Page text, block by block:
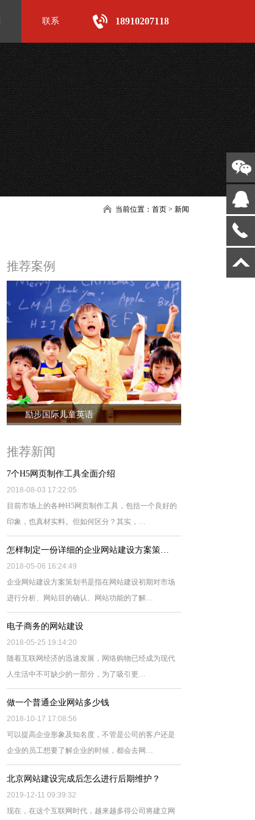
联系 18910207118
当前位置：首页 >新闻
推荐案例
励步国际儿童英语
推荐新闻
7个H5网页制作工具全面介绍
2018-08-03 17:22:05
目前市场上的各种H5网页制作工具，包括一个良好的
印象，也真材实料。但如何区分？其实，…
怎样制定一份详细的企业网站建设方案策…
2018-05-06 16:24:49
企业网站建设方案策划书是指在网站建设初期对市场
进行分析、网站目的确认、网站功能的了解…
电子商务的网站建设
2018-05-25 19:14:20
随着互联网经济的迅速发展，网络购物已经成为现代
人生活中不可缺少的一部分，为了吸引更…
做一个普通企业网站多少钱
2018-10-17 17:08:56
可以提高企业形象及知名度，不管是公司的客户还是
企业的员工想要了解企业的时候，都会去网…
北京网站建设完成后怎么进行后期维护？
2019-12-11 09:39:32
现在，在这个互联网时代，越来越多得公司将建立网